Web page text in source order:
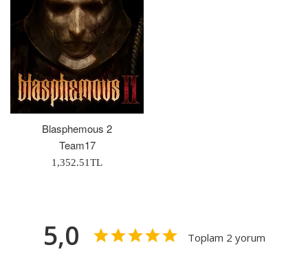
Blasphemous 2
Team17
Normal
1,352.51TL
5,0 Toplam 2 yorum